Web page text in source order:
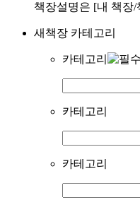
책장설명은 [내 책장
새책장 카테고리
카테고리
카테고리
카테고리